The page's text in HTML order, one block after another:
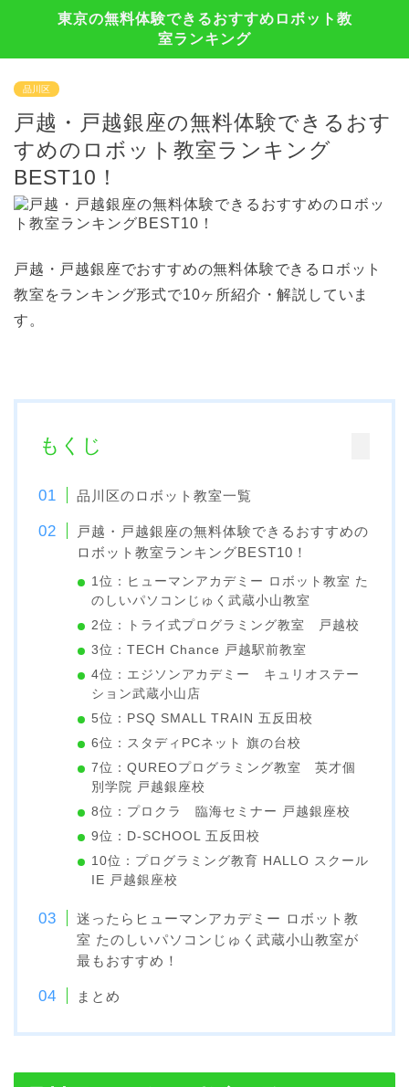
東京の無料体験できるおすすめロボット教
室ランキング
品川区
戸越・戸越銀座の無料体験できるおす
すめのロボット教室ランキング
BEST10！
戸越・戸越銀座でおすすめの無料体験できるロボット
教室をランキング形式で10ヶ所紹介・解説していま
す。
もくじ
品川区のロボット教室一覧
戸越・戸越銀座の無料体験できるおすすめの
ロボット教室ランキングBEST10！
1位：ヒューマンアカデミー ロボット教室 た
のしいパソコンじゅく武蔵小山教室
2位：トライ式プログラミング教室 戸越校
3位：TECH Chance 戸越駅前教室
4位：エジソンアカデミー キュリオステー
ション武蔵小山店
5位：PSQ SMALL TRAIN 五反田校
6位：スタディPCネット 旗の台校
7位：QUREOプログラミング教室 英才個
別学院 戸越銀座校
8位：プロクラ 臨海セミナー 戸越銀座校
9位：D-SCHOOL 五反田校
10位：プログラミング教育 HALLO スクール
IE 戸越銀座校
迷ったらヒューマンアカデミー ロボット教
室 たのしいパソコンじゅく武蔵小山教室が
最もおすすめ！
まとめ